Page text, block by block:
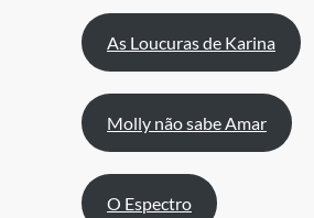
As Loucuras de Karina
Molly não sabe Amar
O Espectro